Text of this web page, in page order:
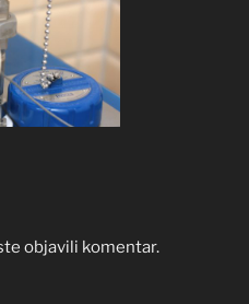
objavili komentar.